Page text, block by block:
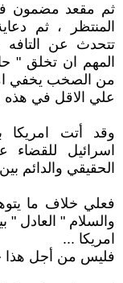
ثم مقعد مضمون
المنتظر ، ثم
تتحدث عن التافه
المهم ان تخلق "
من الصخب يخفي
علي الاقل في هذه
وقد أتت امريكا
اسرائيل للقضاء
الحقيقي والدائم
فعلي خلاف ما
والسلام " العادل
امريكا ...
فليس من أجل هذا